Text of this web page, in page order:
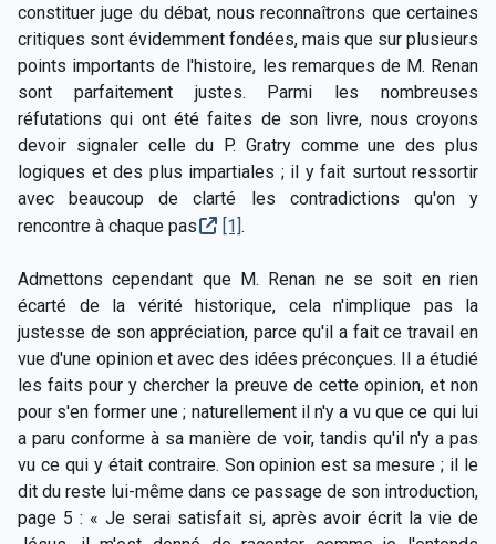
constituer juge du débat, nous reconnaîtrons que certaines
critiques sont évidemment fondées, mais que sur plusieurs
points importants de l'histoire, les remarques de M. Renan
sont parfaitement justes. Parmi les nombreuses
réfutations qui ont été faites de son livre, nous croyons
devoir signaler celle du P. Gratry comme une des plus
logiques et des plus impartiales ; il y fait surtout ressortir
avec beaucoup de clarté les contradictions qu'on y
rencontre à chaque pas
[1].
Admettons cependant que M. Renan ne se soit en rien
écarté de la vérité historique, cela n'implique pas la
justesse de son appréciation, parce qu'il a fait ce travail en
vue d'une opinion et avec des idées préconçues. Il a étudié
les faits pour y chercher la preuve de cette opinion, et non
pour s'en former une ; naturellement il n'y a vu que ce qui lui
a paru conforme à sa manière de voir, tandis qu'il n'y a pas
vu ce qui y était contraire. Son opinion est sa mesure ; il le
dit du reste lui-même dans ce passage de son introduction,
page 5 : « Je serai satisfait si, après avoir écrit la vie de